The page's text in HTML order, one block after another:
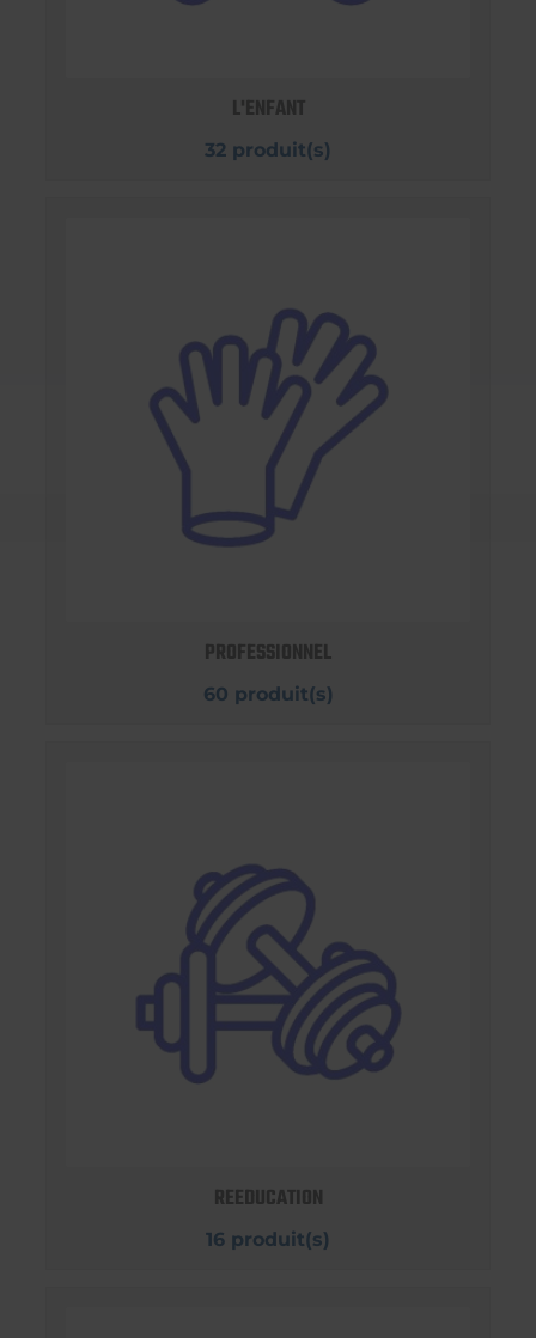
L'ENFANT
32 produit(s)
PROFESSIONNEL
60 produit(s)
REEDUCATION
16 produit(s)